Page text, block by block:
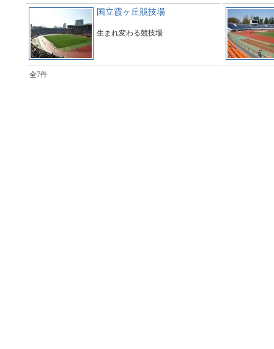
国立霞ヶ丘競技場
生まれ変わる競技場
全7件